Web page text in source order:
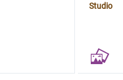
Studio